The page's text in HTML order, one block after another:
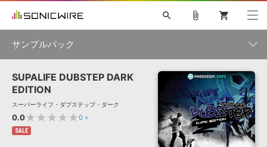
ソフト音源 »
プラグイン・エフェクト »
キャンペーン »
search
初音ミク NT 鏡音リン・レン V4X 巡音ルカ V4X
MEIKO V3
KAITO V3
SPITFIRE AUDIO
VIENNA
EZ DRUMMER 3
ライセンスフリーBGM
ボーカル抜き出し
DUBSTEP
MUTANT
ROUTER.FM
attach_file shopping_cart
サンプルパック
製品一覧
ジャンル
SUPALIFE DUBSTEP DARK
EDITION
スーパーライフ・ダブステップ・ダーク
0.0★★★★★0 »
SALE